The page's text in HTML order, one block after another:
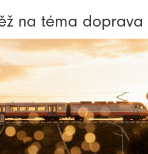
na téma doprava